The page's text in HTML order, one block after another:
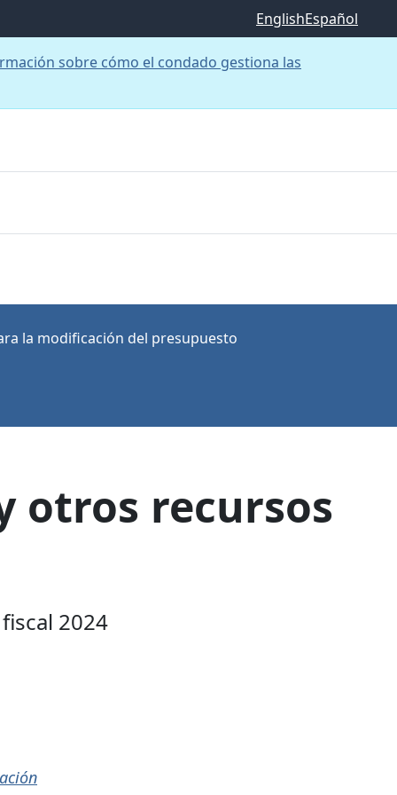
EnglishEspañol
sobre cómo el condado gestiona las
la modificación del presupuesto
otros recursos
2024